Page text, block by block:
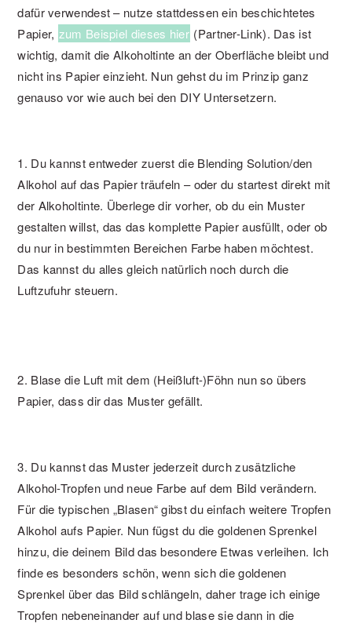
dafür verwendest – nutze stattdessen ein beschichtetes
Papier, zum Beispiel dieses hier (Partner-Link). Das ist
wichtig, damit die Alkoholtinte an der Oberfläche bleibt und
nicht ins Papier einzieht. Nun gehst du im Prinzip ganz
genauso vor wie auch bei den DIY Untersetzern.
1. Du kannst entweder zuerst die Blending Solution/den
Alkohol auf das Papier träufeln – oder du startest direkt mit
der Alkoholtinte. Überlege dir vorher, ob du ein Muster
gestalten willst, das das komplette Papier ausfüllt, oder ob
du nur in bestimmten Bereichen Farbe haben möchtest.
Das kannst du alles gleich natürlich noch durch die
Luftzufuhr steuern.
2. Blase die Luft mit dem (Heißluft-)Föhn nun so übers
Papier, dass dir das Muster gefällt.
3. Du kannst das Muster jederzeit durch zusätzliche
Alkohol-Tropfen und neue Farbe auf dem Bild verändern.
Für die typischen „Blasen“ gibst du einfach weitere Tropfen
Alkohol aufs Papier. Nun fügst du die goldenen Sprenkel
hinzu, die deinem Bild das besondere Etwas verleihen. Ich
finde es besonders schön, wenn sich die goldenen
Sprenkel über das Bild schlängeln, daher trage ich einige
Tropfen nebeneinander auf und blase sie dann in die